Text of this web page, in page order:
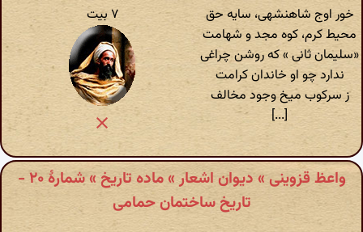
خور اوج شاهنشهی، سایه حق
محیط کرم، کوه مجد و شهامت
«سلیمان ثانی » که روشن چراغی
ندارد چو او خاندان کرامت
ز سرکوب میخ وجود مخالف
[...]
۷ بیت
واعظ قزوینی » دیوان اشعار » ماده تاریخ » شمارهٔ ۲۰ -
تاریخ ساختمان حمامی